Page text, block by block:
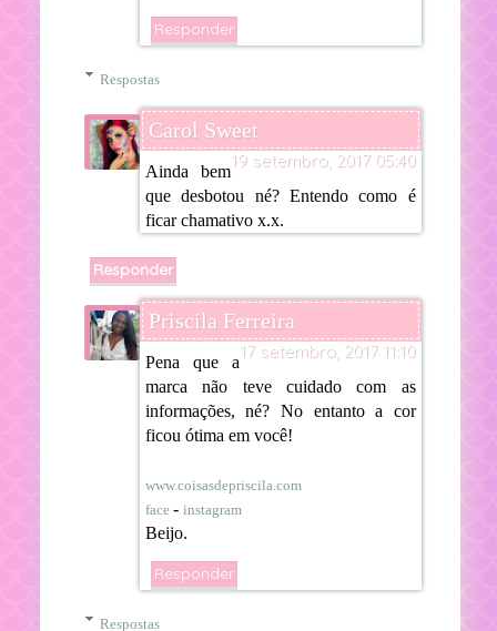
Responder
Respostas
Carol Sweet
19 setembro, 2017 05:40
Ainda bem
que desbotou né? Entendo como é
ficar chamativo x.x.
Responder
Priscila Ferreira
17 setembro, 2017 11:10
Pena que a
marca não teve cuidado com as
informações, né? No entanto a cor
ficou ótima em você!
www.coisasdepriscila.com
face - instagram
Beijo.
Responder
Respostas